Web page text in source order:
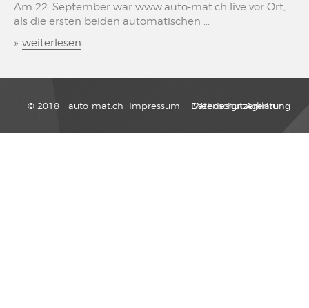
Am 22. September war www.auto-mat.ch live vor Ort,
als die ersten beiden automatischen ...
» weiterlesen
© 2018 - auto-mat.ch Impressum Datenschutzerklärung
Webdesign Agentur